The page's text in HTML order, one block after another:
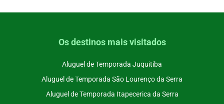
Os destinos mais visitados
Aluguel de Temporada Juquitiba
Aluguel de Temporada São Lourenço da Serra
Aluguel de Temporada Itapecerica da Serra